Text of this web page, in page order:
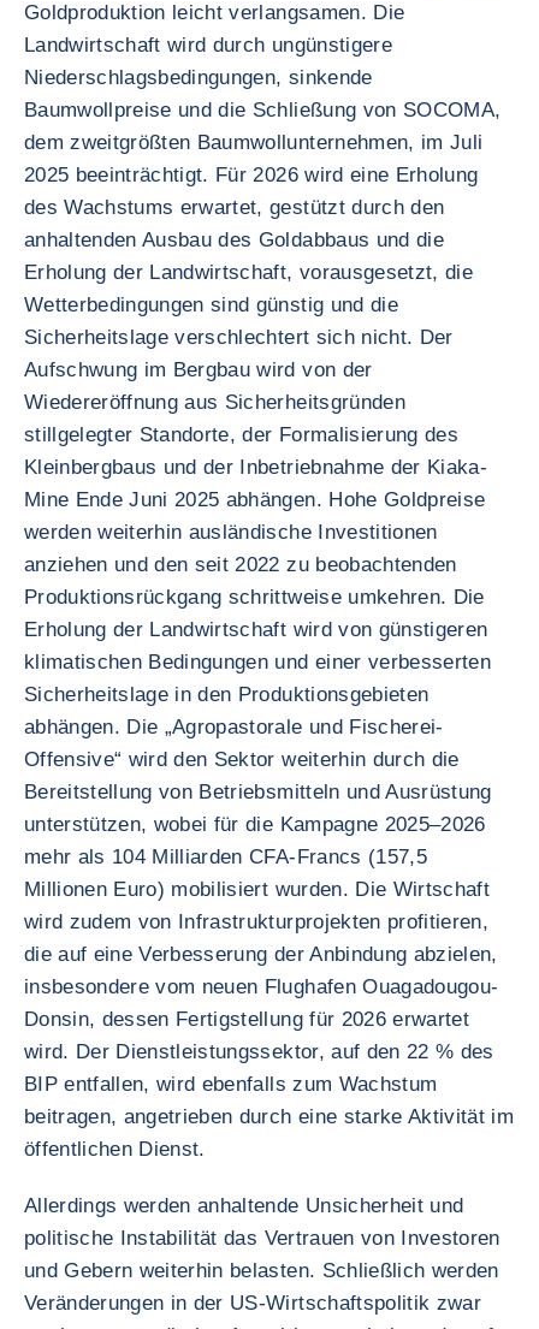
Goldproduktion leicht verlangsamen. Die
Landwirtschaft wird durch ungünstigere
Niederschlagsbedingungen, sinkende
Baumwollpreise und die Schließung von SOCOMA,
dem zweitgrößten Baumwollunternehmen, im Juli
2025 beeinträchtigt. Für 2026 wird eine Erholung
des Wachstums erwartet, gestützt durch den
anhaltenden Ausbau des Goldabbaus und die
Erholung der Landwirtschaft, vorausgesetzt, die
Wetterbedingungen sind günstig und die
Sicherheitslage verschlechtert sich nicht. Der
Aufschwung im Bergbau wird von der
Wiedereröffnung aus Sicherheitsgründen
stillgelegter Standorte, der Formalisierung des
Kleinbergbaus und der Inbetriebnahme der Kiaka-
Mine Ende Juni 2025 abhängen. Hohe Goldpreise
werden weiterhin ausländische Investitionen
anziehen und den seit 2022 zu beobachtenden
Produktionsrückgang schrittweise umkehren. Die
Erholung der Landwirtschaft wird von günstigeren
klimatischen Bedingungen und einer verbesserten
Sicherheitslage in den Produktionsgebieten
abhängen. Die „Agropastorale und Fischerei-
Offensive“ wird den Sektor weiterhin durch die
Bereitstellung von Betriebsmitteln und Ausrüstung
unterstützen, wobei für die Kampagne 2025–2026
mehr als 104 Milliarden CFA-Francs (157,5
Millionen Euro) mobilisiert wurden. Die Wirtschaft
wird zudem von Infrastrukturprojekten profitieren,
die auf eine Verbesserung der Anbindung abzielen,
insbesondere vom neuen Flughafen Ouagadougou-
Donsin, dessen Fertigstellung für 2026 erwartet
wird. Der Dienstleistungssektor, auf den 22 % des
BIP entfallen, wird ebenfalls zum Wachstum
beitragen, angetrieben durch eine starke Aktivität im
öffentlichen Dienst.
Allerdings werden anhaltende Unsicherheit und
politische Instabilität das Vertrauen von Investoren
und Gebern weiterhin belasten. Schließlich werden
Veränderungen in der US-Wirtschaftspolitik zwar